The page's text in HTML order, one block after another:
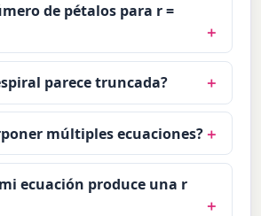
de pétalos para r =
parece truncada?
múltiples ecuaciones?
ecuación produce una r